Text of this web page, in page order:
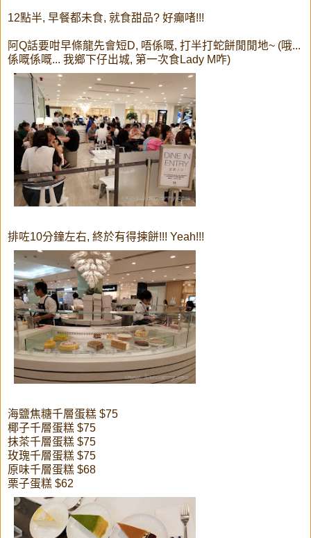
12點半, 早餐都未食, 就食甜品? 好癲啫!!!
阿Q話要咁早條龍先會短D, 唔係嘅, 打半打蛇餅閒閒地~ (哦...
係嘅係嘅... 我鄉下仔出城, 第一次食Lady M咋)
排咗10分鐘左右, 終於有得揀餅!!! Yeah!!!
海鹽焦糖千層蛋糕 $75
椰子千層蛋糕 $75
抹茶千層蛋糕 $75
玫瑰千層蛋糕 $75
原味千層蛋糕 $68
栗子蛋糕 $62